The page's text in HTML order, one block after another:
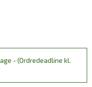
- (Ordredeadline kl.